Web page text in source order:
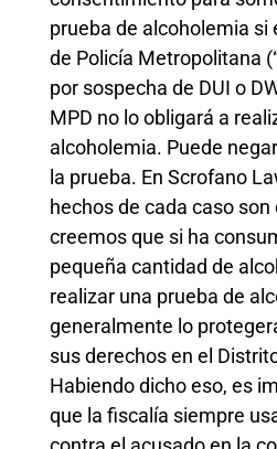
prueba de alcoholemia si
de Policía Metropolitana
por sospecha de DUI o
MPD no lo obligará a
alcoholemia. Puede
la prueba. En Scrofano
hechos de cada caso
creemos que si ha
pequeña cantidad de
realizar una prueba de
generalmente lo
sus derechos en el
Habiendo dicho eso, es
que la fiscalía siempre